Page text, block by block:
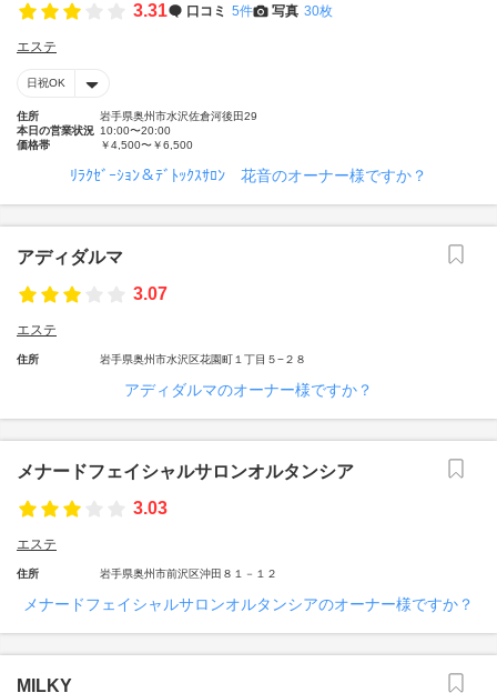
3.31 口コミ 5件 写真 30枚
エステ
日祝OK
住所
岩手県奥州市水沢佐倉河後田29
本日の営業状況 10:00〜20:00
価格帯
￥4,500〜￥6,500
ﾘﾗｸｾﾞｰｼｮﾝ＆ﾃﾞﾄｯｸｽｻﾛﾝ 花音のオーナー様ですか？
アディダルマ
3.07
エステ
住所 岩手県奥州市水沢区花園町１丁目５−２８
アディダルマのオーナー様ですか？
メナードフェイシャルサロンオルタンシア
3.03
エステ
住所 岩手県奥州市前沢区沖田８１－１２
メナードフェイシャルサロンオルタンシアのオーナー様ですか？
MILKY